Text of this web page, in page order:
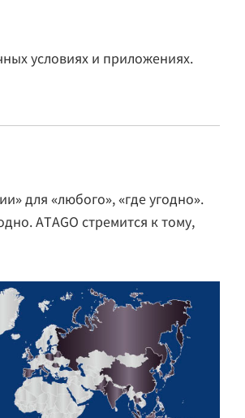
условиях и приложениях.
для «любого», «где угодно».
ATAGO стремится к тому,